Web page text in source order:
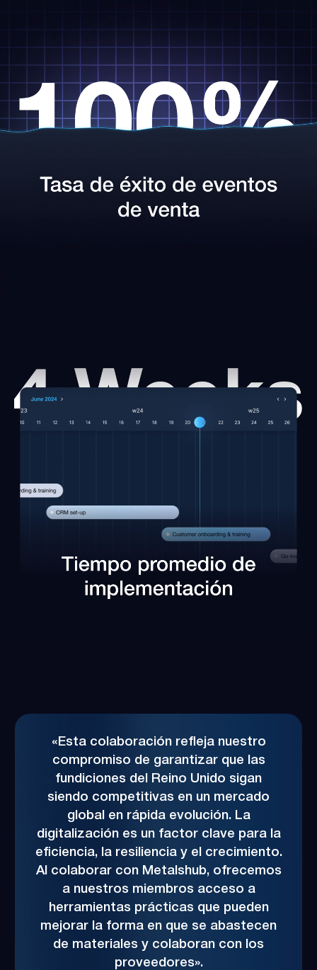
«Esta colaboración refleja nuestro
compromiso de garantizar que las
fundiciones del Reino Unido sigan
siendo competitivas en un mercado
global en rápida evolución. La
digitalización es un factor clave para la
eficiencia, la resiliencia y el crecimiento.
Al colaborar con Metalshub, ofrecemos
a nuestros miembros acceso a
herramientas prácticas que pueden
mejorar la forma en que se abastecen
de materiales y colaboran con los
proveedores».